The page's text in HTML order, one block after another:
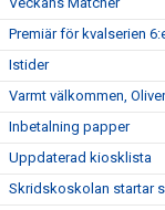
Premiär för kvalserien
Istider
Varmt välkommen,
Inbetalning papper
Uppdaterad kiosklista
Skridskoskolan startar